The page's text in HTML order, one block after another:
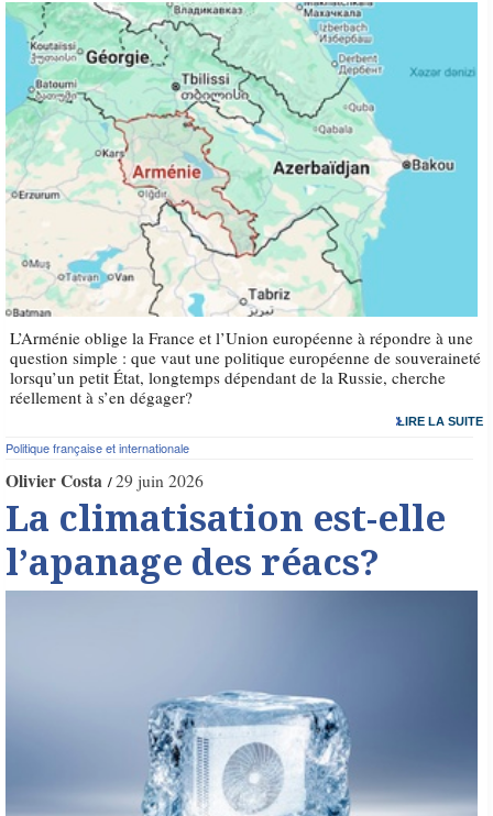
L’Arménie oblige la France et l’Union européenne à répondre à une
question simple : que vaut une politique européenne de souveraineté
lorsqu’un petit État, longtemps dépendant de la Russie, cherche
réellement à s’en dégager?
LIRE LA SUITE
Politique française et internationale
Olivier Costa 29 juin 2026
La climatisation est-elle
l’apanage des réacs?